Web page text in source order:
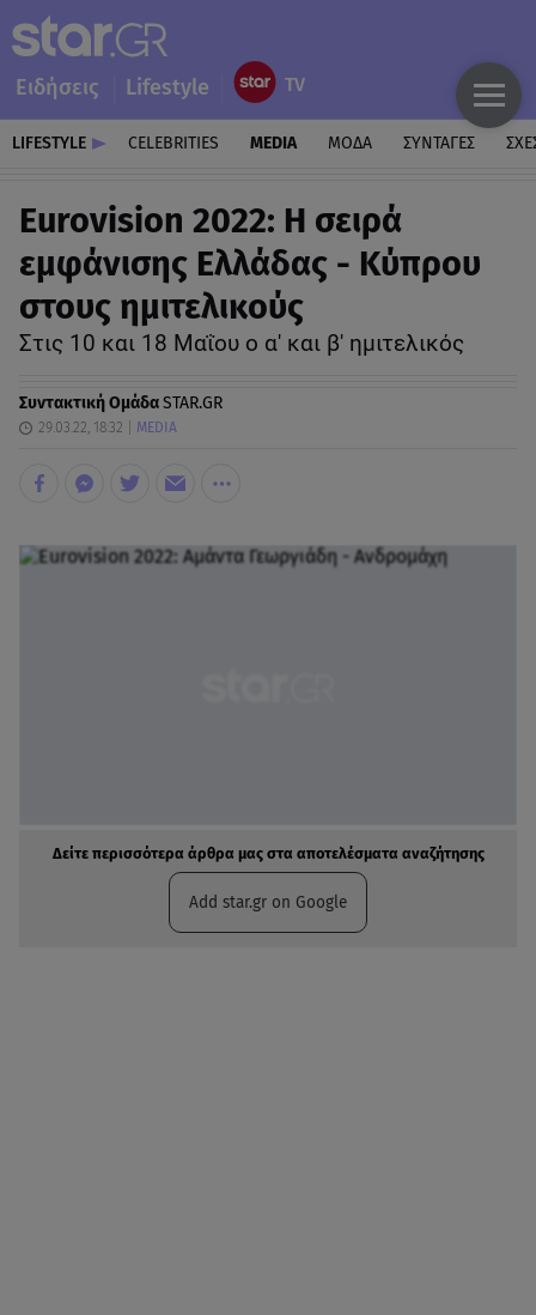
Ειδήσεις Lifestyle
LIFESTYLE CELEBRITIES MEDIA ΜΟΔΑ ΣΥΝΤΑΓΕΣ
Eurovision 2022: Η σειρά
εμφάνισης Ελλάδας - Κύπρου
στους ημιτελικούς
Στις 10 και 18 Μαΐου ο α' και β' ημιτελικός
Συντακτική ΟμάδαSTAR.GR
29.03.22, 18:32 MEDIA
Δείτε περισσότερα άρθρα μας στα αποτελέσματα αναζήτησης
Add star.gr on Google